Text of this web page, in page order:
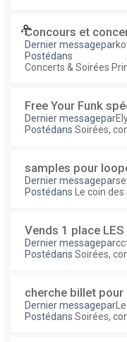
Concours et
Dernier messagepar
Postédans
Concerts & Soirées
Free Your Funk
Dernier messagepar
Postédans Soirées,
samples pour
Dernier messagepar
Postédans
Le coin
Vends 1 place
Dernier messagepar
Postédans Soirées,
cherche billet pour
Dernier messagepar
Postédans Soirées,